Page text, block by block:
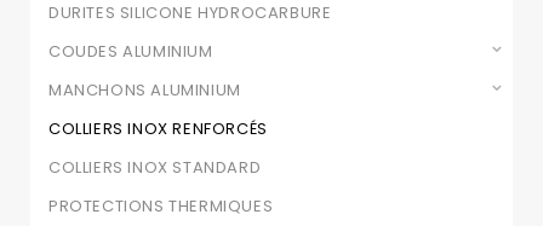
DURITES SILICONE HYDROCARBURE
COUDES ALUMINIUM
MANCHONS ALUMINIUM
COLLIERS INOX RENFORCÉS
COLLIERS INOX STANDARD
PROTECTIONS THERMIQUES